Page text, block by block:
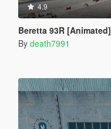
4.9
Beretta 93R [Animated]
By death7991